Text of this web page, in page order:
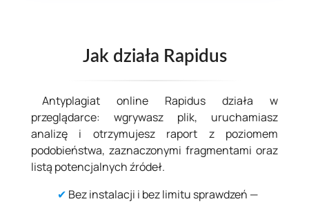
Jak działa Rapidus
Antyplagiat online Rapidus działa w
przeglądarce: wgrywasz plik, uruchamiasz
analizę i otrzymujesz raport z poziomem
podobieństwa, zaznaczonymi fragmentami oraz
listą potencjalnych źródeł.
✔ Bez instalacji i bez limitu sprawdzeń —